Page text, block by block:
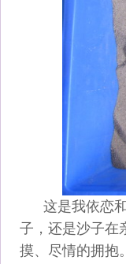
这是我依恋
子，还是沙子在
摸、尽情的拥抱